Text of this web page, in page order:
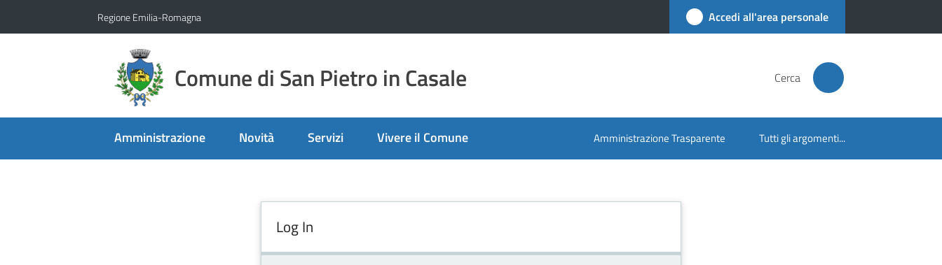
Regione Emilia-Romagna Accedi all'area personale
Comune di San Pietro in Casale Cerca
Amministrazione Novità Servizi Vivere il Comune Amministrazione Trasparente Tutti gli argomenti...
Log In